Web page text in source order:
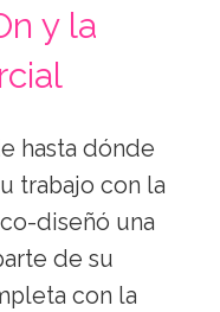
y la
hasta dónde
trabajo con la
diseñó una
de su
con la